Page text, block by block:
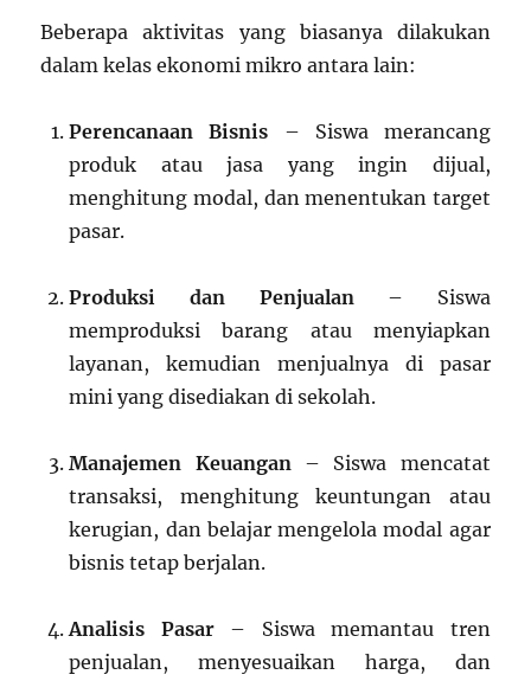
Beberapa aktivitas yang biasanya dilakukan
dalam kelas ekonomi mikro antara lain:
Perencanaan Bisnis – Siswa merancang
produk atau jasa yang ingin dijual,
menghitung modal, dan menentukan target
pasar.
Produksi dan Penjualan – Siswa
memproduksi barang atau menyiapkan
layanan, kemudian menjualnya di pasar
mini yang disediakan di sekolah.
Manajemen Keuangan – Siswa mencatat
transaksi, menghitung keuntungan atau
kerugian, dan belajar mengelola modal agar
bisnis tetap berjalan.
Analisis Pasar– Siswa memantau tren
penjualan, menyesuaikan harga, dan